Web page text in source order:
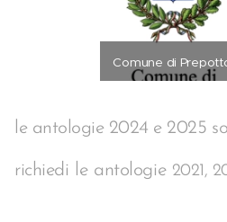
Comune di
le antologie 2024 e 2025
richiedi le antologie 2021,